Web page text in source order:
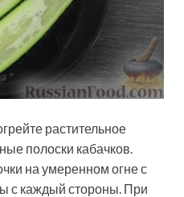
растительное
полоски кабачков.
на умеренном огне с
с каждый стороны. При